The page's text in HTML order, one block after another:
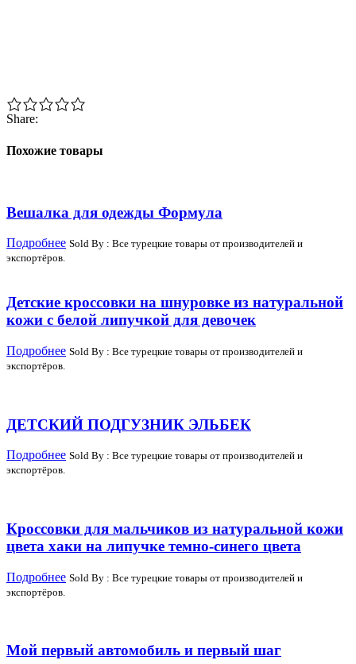
Share:
Похожие товары
Вешалка для одежды Формула
Подробнее Sold By : Все турецкие товары от производителей и
экспортёров.
Детские кроссовки на шнуровке из натуральной
кожи с белой липучкой для девочек
Подробнее Sold By : Все турецкие товары от производителей и
экспортёров.
ДЕТСКИЙ ПОДГУЗНИК ЭЛЬБЕК
Подробнее Sold By : Все турецкие товары от производителей и
экспортёров.
Кроссовки для мальчиков из натуральной кожи
цвета хаки на липучке темно-синего цвета
Подробнее Sold By : Все турецкие товары от производителей и
экспортёров.
Мой первый автомобиль и первый шаг